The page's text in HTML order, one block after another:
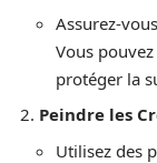
Assurez-
Vous
protéger la
Peindre les
Utilisez des